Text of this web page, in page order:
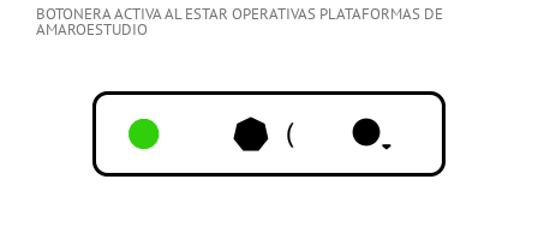
BOTONERA ACTIVA AL ESTAR OPERATIVAS PLATAFORMAS DE
AMAROESTUDIO